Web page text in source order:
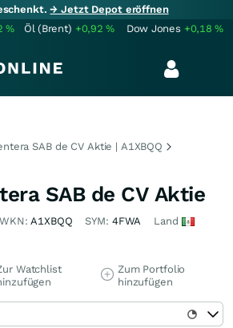
→ Jetzt Depot eröffnen
% Öl (Brent) +0,92% Dow Jones +0,18%
SAB de CV Aktie | A1XBQQ
SAB de CV Aktie
WKN:A1XBQQ SYM: 4FWA Land
Watchlist
Zum Portfolio
hinzufügen